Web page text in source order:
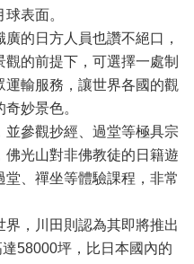
表面。
的日方人員也讚不絕口，
的前提下，可選擇一處制
輸服務，讓世界各國的觀
妙景色。
參觀抄經、過堂等極具宗
光山對非佛教徒的日籍遊
、禪坐等體驗課程，非常
，川田則認為其即將推出
58000坪，比日本國內的